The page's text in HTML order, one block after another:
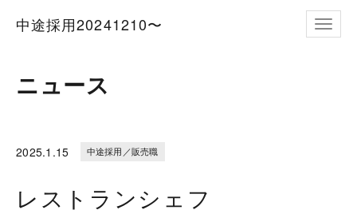
ナビ
中途採用20241210〜
ニュース
2025.1.15 中途採用／販売職
レストランシェフ